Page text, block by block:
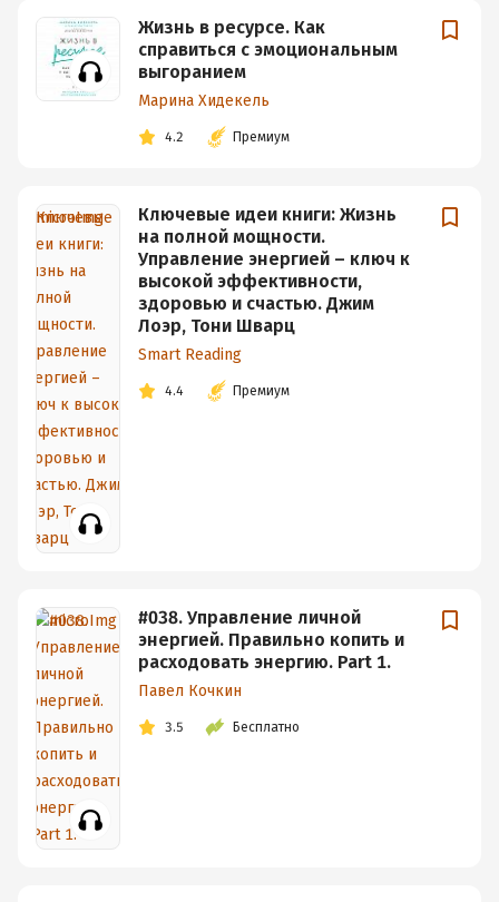
Жизнь в ресурсе. Как
справиться с эмоциональным
выгоранием
Марина Хидекель
4.2 Премиум
Ключевые идеи книги: Жизнь
на полной мощности.
Управление энергией – ключ к
высокой эффективности,
здоровью и счастью. Джим
Лоэр, Тони Шварц
Smart Reading
4.4 Премиум
#038. Управление личной
энергией. Правильно копить и
расходовать энергию. Part 1.
Павел Кочкин
3.5 Бесплатно